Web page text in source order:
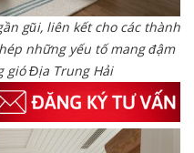
gũi, liên kết cho các thành
những yếu tố mang đậm
gió Địa Trung Hải